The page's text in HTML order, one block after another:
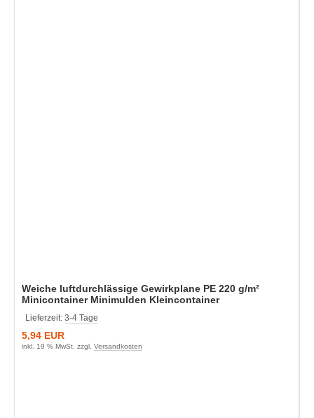
Weiche luftdurchlässige Gewirkplane PE 220 g/m²
Minicontainer Minimulden Kleincontainer
Lieferzeit: 3-4 Tage
5,94 EUR
inkl. 19 % MwSt. zzgl. Versandkosten